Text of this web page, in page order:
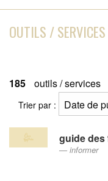
OUTILS / SERVICES
185 outils / services
Trier par :
guide des
informer